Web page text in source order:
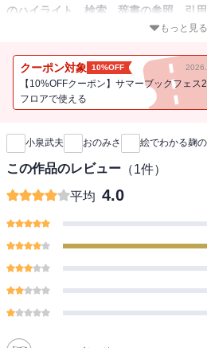
のハイライト、検索、辞書の参照、引
発酵仮面：小泉武夫 × 麹料理研究家・
麹の魅力を紹介！ 日本のさまざまな
ない「麹（麹菌）」。この日本の食の
とのかかわりにもふれた絵でわかるシ
発酵仮面から麹を学び、麹料理研究家
麹って奥深い…
もっと見る
クーポン対象 10%OFF
【10%OFFクーポン】サマーブックフェス
フロアで使える
新刊通知
小泉武夫 おのみさ 絵でわかる麹
この作品のレビュー （1件）
平均 4.0